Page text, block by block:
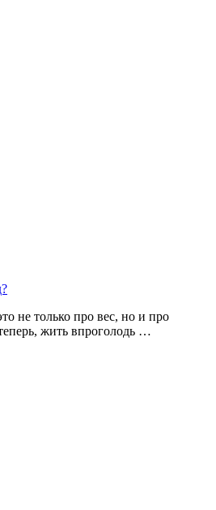
не только про вес, но и про
жить впроголодь …